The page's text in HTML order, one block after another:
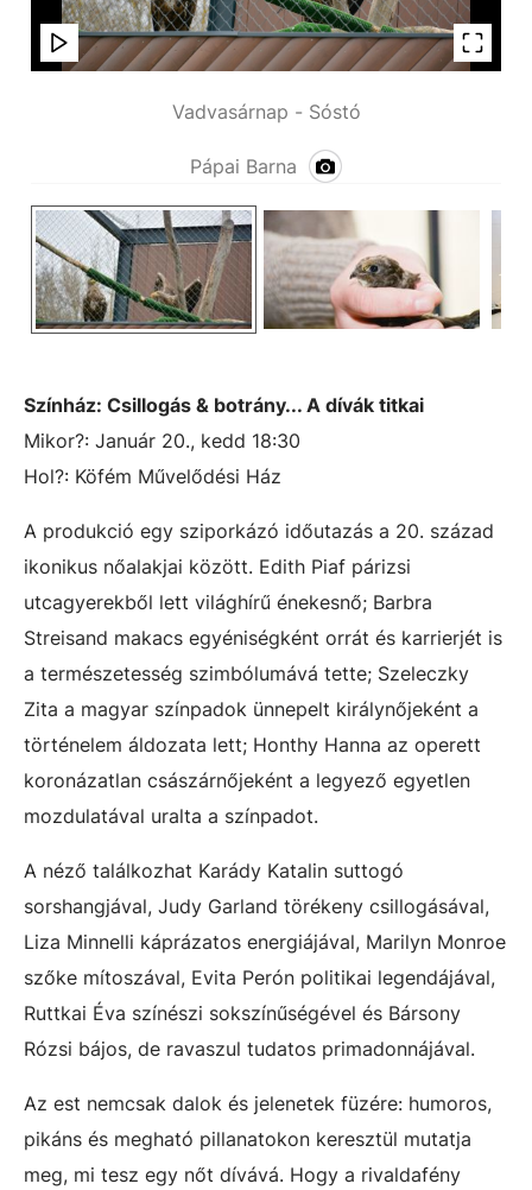
Vadvasárnap - Sóstó
Pápai Barna
Színház: Csillogás & botrány... A dívák titkai
Mikor?: Január 20., kedd 18:30
Hol?: Köfém Művelődési Ház
A produkció egy sziporkázó időutazás a 20. század
ikonikus nőalakjai között. Edith Piaf párizsi
utcagyerekből lett világhírű énekesnő; Barbra
Streisand makacs egyéniségként orrát és karrierjét is
a természetesség szimbólumává tette; Szeleczky
Zita a magyar színpadok ünnepelt királynőjeként a
történelem áldozata lett; Honthy Hanna az operett
koronázatlan császárnőjeként a legyező egyetlen
mozdulatával uralta a színpadot.
A néző találkozhat Karády Katalin suttogó
sorshangjával, Judy Garland törékeny csillogásával,
Liza Minnelli káprázatos energiájával, Marilyn Monroe
szőke mítoszával, Evita Perón politikai legendájával,
Ruttkai Éva színészi sokszínűségével és Bársony
Rózsi bájos, de ravaszul tudatos primadonnájával.
Az est nemcsak dalok és jelenetek füzére: humoros,
pikáns és megható pillanatokon keresztül mutatja
meg, mi tesz egy nőt dívává. Hogy a rivaldafény